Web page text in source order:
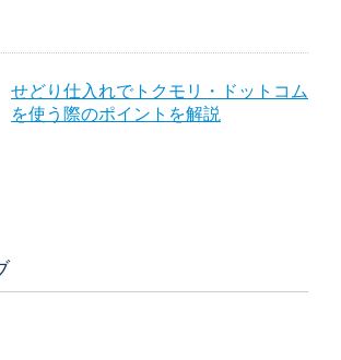
せどり仕入れでトクモリ・ドットコム
を使う際のポイントを解説